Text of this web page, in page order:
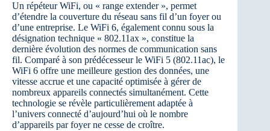
Un répéteur WiFi, ou « range extender », permet
d’étendre la couverture du réseau sans fil d’un foyer ou
d’une entreprise. Le WiFi 6, également connu sous la
désignation technique « 802.11ax », constitue la
dernière évolution des normes de communication sans
fil. Comparé à son prédécesseur le WiFi 5 (802.11ac), le
WiFi 6 offre une meilleure gestion des données, une
vitesse accrue et une capacité optimisée à gérer de
nombreux appareils connectés simultanément. Cette
technologie se révèle particulièrement adaptée à
l’univers connecté d’aujourd’hui où le nombre
d’appareils par foyer ne cesse de croître.